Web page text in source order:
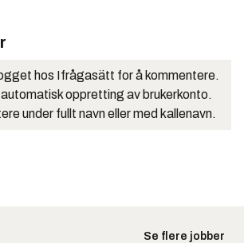
hos Ifrågasätt for å kommentere.
oppretting av brukerkonto.
under fullt navn eller med kallenavn.
Se flere jobber